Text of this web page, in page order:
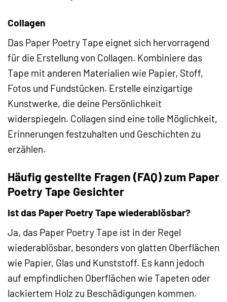
Collagen
Das Paper Poetry Tape eignet sich hervorragend
für die Erstellung von Collagen. Kombiniere das
Tape mit anderen Materialien wie Papier, Stoff,
Fotos und Fundstücken. Erstelle einzigartige
Kunstwerke, die deine Persönlichkeit
widerspiegeln. Collagen sind eine tolle Möglichkeit,
Erinnerungen festzuhalten und Geschichten zu
erzählen.
Häufig gestellte Fragen (FAQ) zum Paper
Poetry Tape Gesichter
Ist das Paper Poetry Tape wiederablösbar?
Ja, das Paper Poetry Tape ist in der Regel
wiederablösbar, besonders von glatten Oberflächen
wie Papier, Glas und Kunststoff. Es kann jedoch
auf empfindlichen Oberflächen wie Tapeten oder
lackiertem Holz zu Beschädigungen kommen.